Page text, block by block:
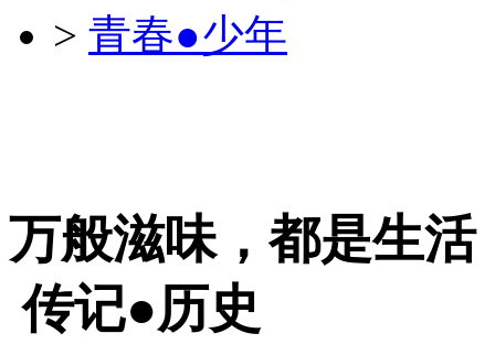
> 青春●少年
万般滋味，都是生
传记●历史